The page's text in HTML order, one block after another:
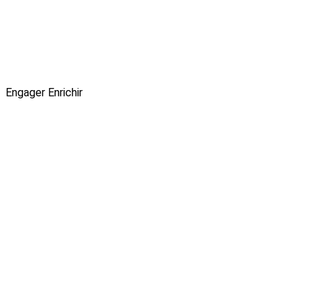
Engager Enrichir